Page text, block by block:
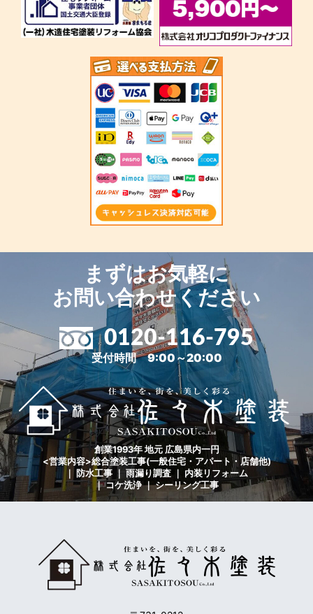
まずはお気軽に
お問い合わせください
0120-116-795
受付時間 9:00～20:00
創業1993年 地元 広島県内一円
<営業内容>総合塗装工事(一般住宅・アパート・店舗他)
｜ 防水工事 ｜ 雨漏り調査 ｜ 内装リフォーム
｜ コケ洗浄 ｜ シーリング工事